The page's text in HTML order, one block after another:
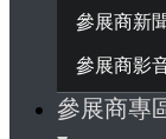
參展商新
參展商影
參展商專